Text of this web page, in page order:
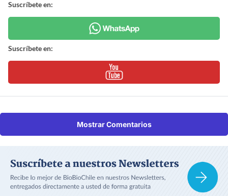
Suscríbete en:
Suscríbete en:
Mostrar Comentarios